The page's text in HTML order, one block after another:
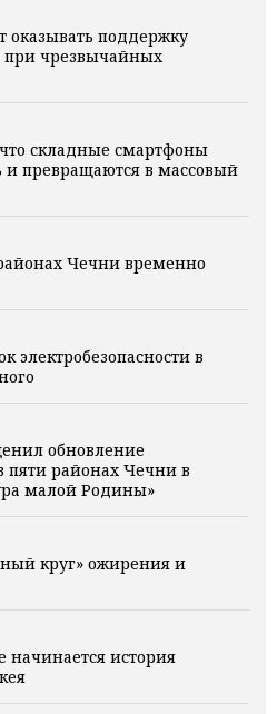
поддержку
чрезвычайных
складные смартфоны
и превращаются в массовый
Чечни временно
электробезопасности в
обновление
районах Чечни в
малой Родины»
круг» ожирения и
начинается история